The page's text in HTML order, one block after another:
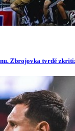
Zbrojovka tvrdě